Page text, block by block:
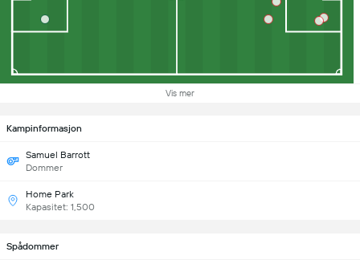
Vis mer
Kampinformasjon
Samuel Barrott
Dommer
Home Park
Kapasitet: 1,500
Spådommer